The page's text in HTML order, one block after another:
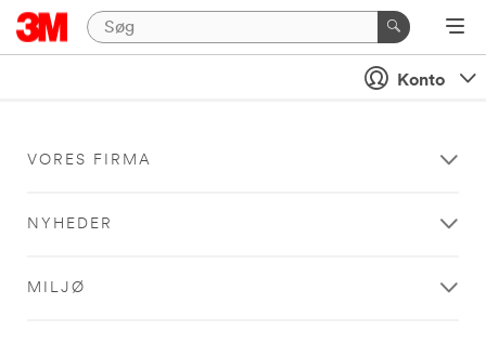
Konto
VORES FIRMA
NYHEDER
MILJØ